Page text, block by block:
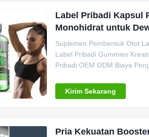
Label Pribadi Kapsul
Monohidrat untuk
Suplemen Pembentuk Otot
Label Pribadi Gummies
Pribadi OEM ODM Biaya
Kirim Sekarang
Pria Kekuatan